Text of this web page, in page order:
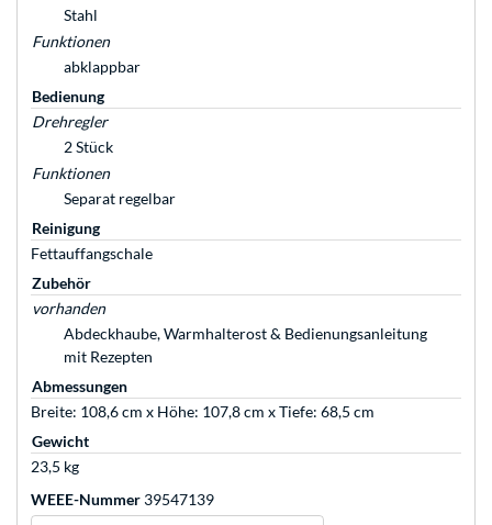
Stahl
Funktionen
abklappbar
Bedienung
Drehregler
2 Stück
Funktionen
Separat regelbar
Reinigung
Fettauffangschale
Zubehör
vorhanden
Abdeckhaube, Warmhalterost & Bedienungsanleitung
mit Rezepten
Abmessungen
Breite: 108,6 cm x Höhe: 107,8 cm x Tiefe: 68,5 cm
Gewicht
23,5 kg
WEEE-Nummer 39547139